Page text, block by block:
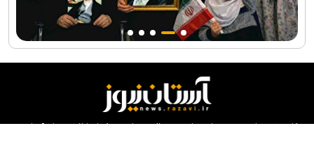
کلیه حقوق مادی و معنوی این سایت محفوظ و متعلق به مرکز ارتباطات و رسانه آستان